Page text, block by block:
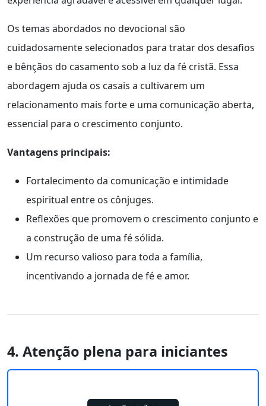
Os temas abordados no devocional são
cuidadosamente selecionados para tratar dos desafios
e bênçãos do casamento sob a luz da fé cristã. Essa
abordagem ajuda os casais a cultivarem um
relacionamento mais forte e uma comunicação aberta,
essencial para o crescimento conjunto.
Vantagens principais:
Fortalecimento da comunicação e intimidade
espiritual entre os cônjuges.
Reflexões que promovem o crescimento conjunto e
a construção de uma fé sólida.
Um recurso valioso para toda a família,
incentivando a jornada de fé e amor.
4. Atenção plena para iniciantes